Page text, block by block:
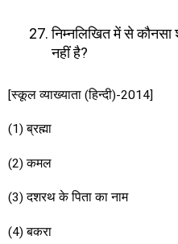
निम्नलिखित में से कौनसा
नहीं है?
[स्कूल व्याख्याता (हिन्दी)-2014]
(1) ब्रह्मा
(2) कमल
(3) दशरथ के पिता का नाम
(4) बकरा